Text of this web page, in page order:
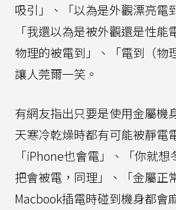
吸引」、「以為是外觀漂亮電
「我還以為是被外觀還是性能
物理的被電到」、「電到（物
讓人莞爾一笑。
有網友指出只要是使用金屬機
天寒冷乾燥時都有可能被靜電
「iPhone也會電」、「你就
把會被電，同理」、「金屬正
Macbook插電時碰到機身都會